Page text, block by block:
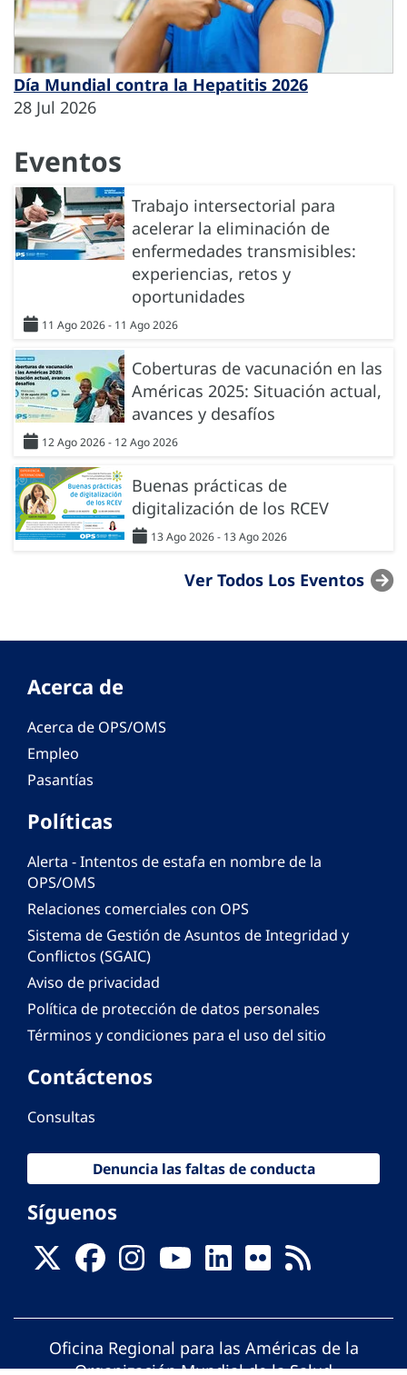
Día Mundial contra la Hepatitis 2026
28 Jul 2026
Eventos
Trabajo intersectorial para
acelerar la eliminación de
enfermedades transmisibles:
experiencias, retos y
oportunidades
11 Ago 2026 - 11 Ago 2026
Coberturas de vacunación en las
Américas 2025: Situación actual,
avances y desafíos
12 Ago 2026 - 12 Ago 2026
Buenas prácticas de
digitalización de los RCEV
13 Ago 2026 - 13 Ago 2026
Ver Todos Los Eventos
Acerca de
Acerca de OPS/OMS
Empleo
Pasantías
Políticas
Alerta - Intentos de estafa en nombre de la
OPS/OMS
Relaciones comerciales con OPS
Sistema de Gestión de Asuntos de Integridad y
Conflictos (SGAIC)
Aviso de privacidad
Política de protección de datos personales
Términos y condiciones para el uso del sitio
Contáctenos
Consultas
Denuncia las faltas de conducta
Síguenos
Oficina Regional para las Américas de la